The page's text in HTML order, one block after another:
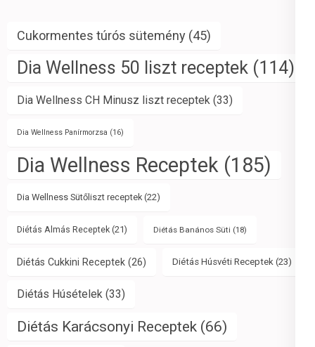
Cukormentes túrós sütemény (45)
Dia Wellness 50 liszt receptek (114)
Dia Wellness CH Minusz liszt receptek (33)
Dia Wellness Panírmorzsa (16)
Dia Wellness Receptek (185)
Dia Wellness Sütőliszt receptek(22)
Diétás Almás Receptek (21) Diétás Banános Süti (18)
Diétás Cukkini Receptek (26) Diétás Húsvéti Receptek (23)
Diétás Húsételek (33)
Diétás Karácsonyi Receptek (66)